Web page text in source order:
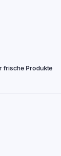
frische Produkte